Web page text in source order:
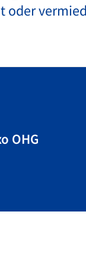
oder
OHG